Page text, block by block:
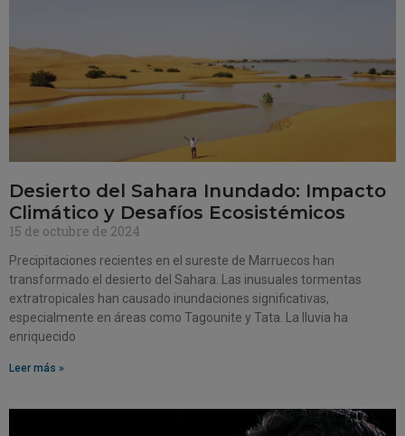
Desierto del Sahara Inundado: Impacto
Climático y Desafíos Ecosistémicos
15 de octubre de 2024
Precipitaciones recientes en el sureste de Marruecos han
transformado el desierto del Sahara. Las inusuales tormentas
extratropicales han causado inundaciones significativas,
especialmente en áreas como Tagounite y Tata. La lluvia ha
enriquecido
Leer más »